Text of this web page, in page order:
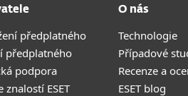
předplatného
předplatného
podpora
znalostí ESET
O nás
Technologie
Případové
Recenze a
ESET blog